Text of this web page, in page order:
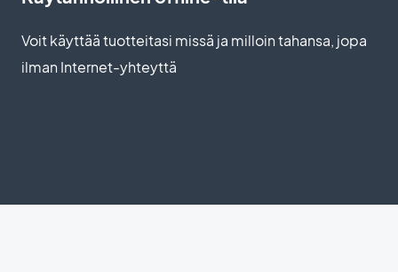
Voit käyttää tuotteitasi missä ja milloin tahansa, jopa
ilman Internet-yhteyttä